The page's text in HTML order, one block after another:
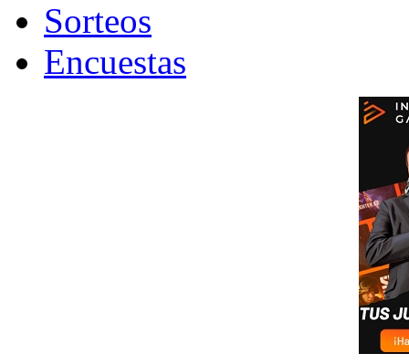
Sorteos
Encuestas